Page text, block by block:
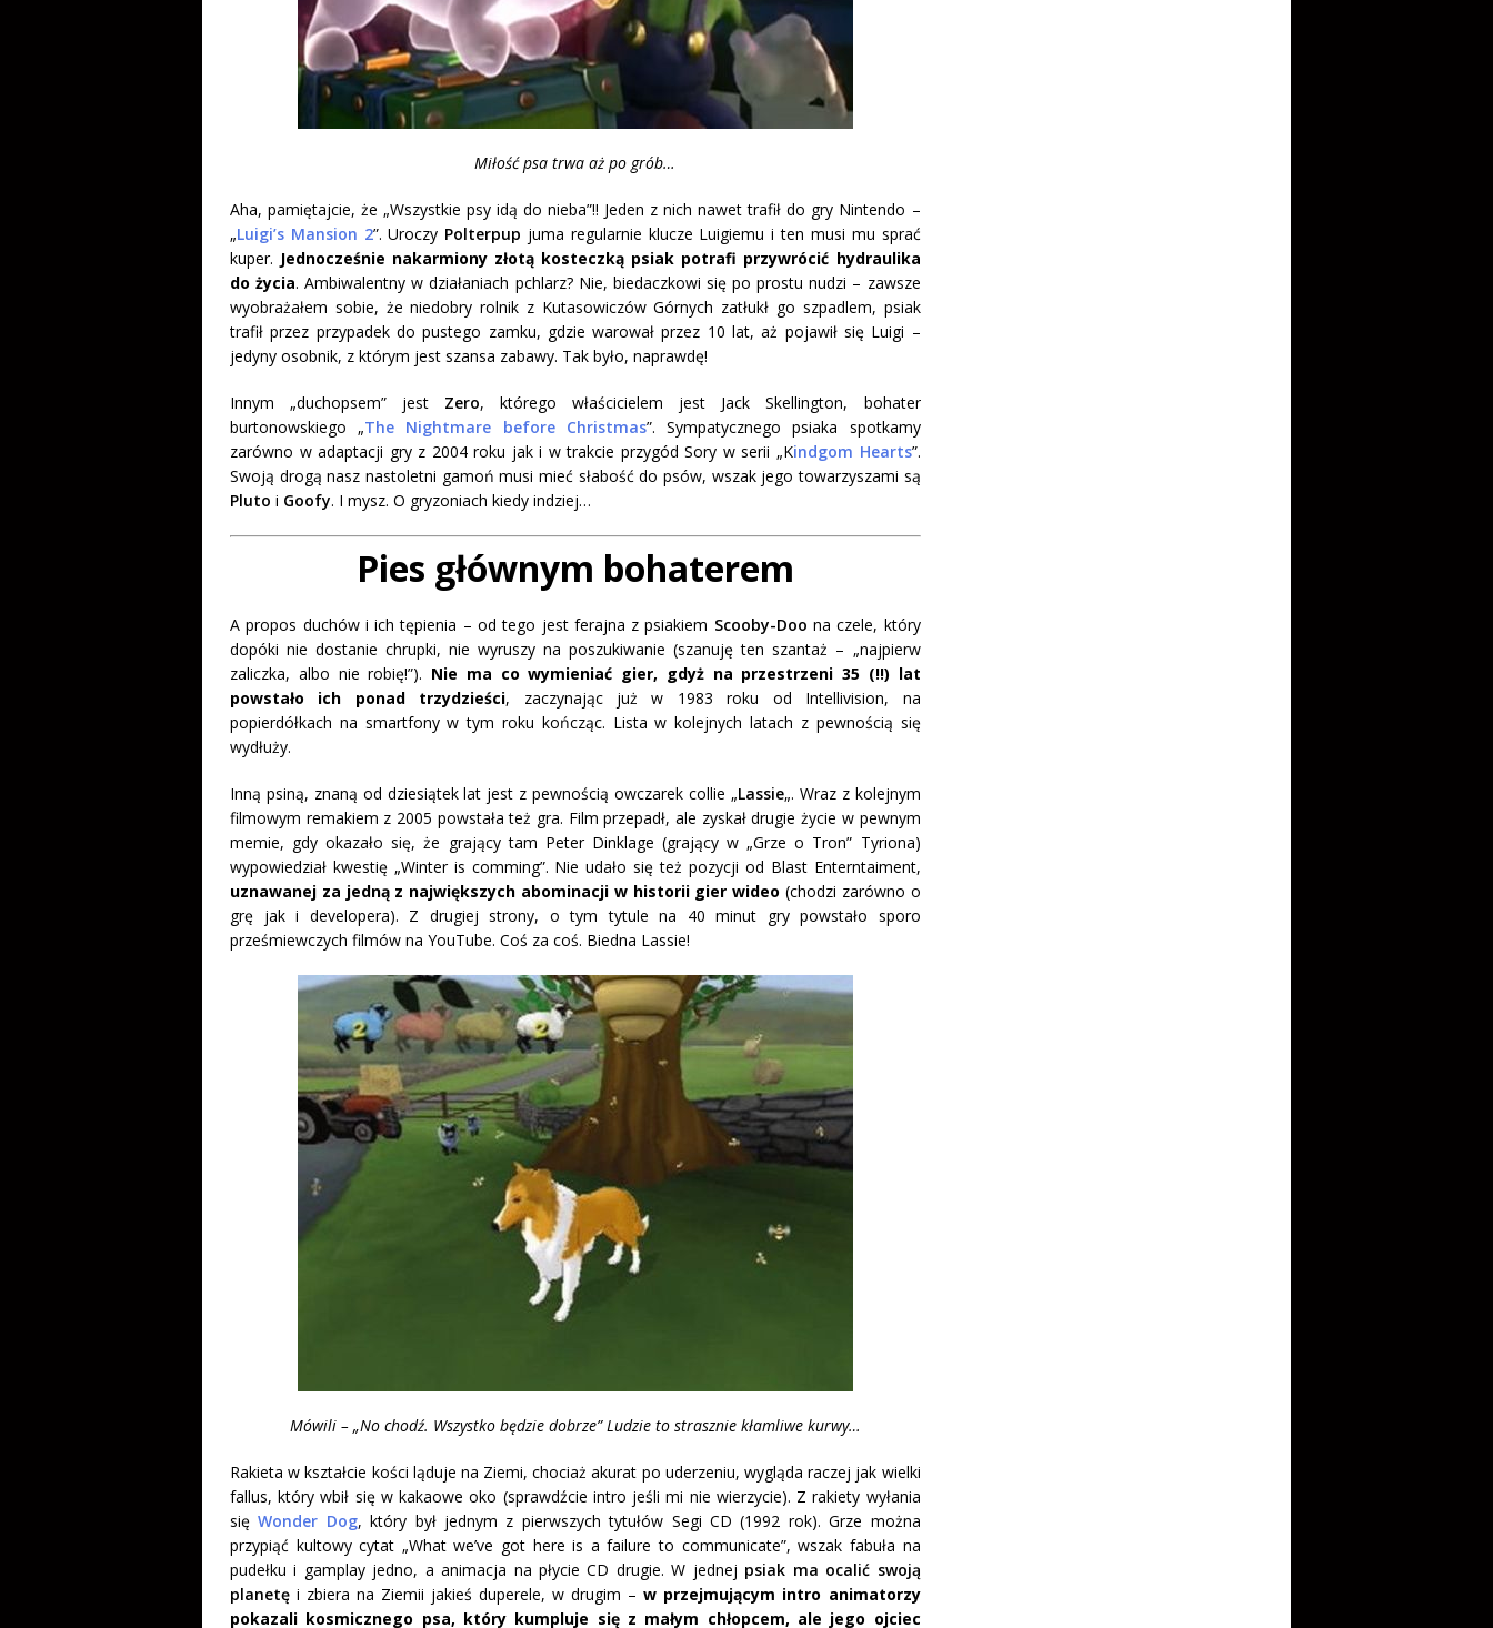
Miłość psa trwa aż po grób…
Aha, pamiętajcie, że „Wszystkie psy idą do nieba”!! Jeden z nich nawet trafił do gry Nintendo –
„Luigi’s Mansion 2”. Uroczy Polterpup juma regularnie klucze Luigiemu i ten musi mu sprać
kuper. Jednocześnie nakarmiony złotą kosteczką psiak potrafi przywrócić hydraulika
do życia. Ambiwalentny w działaniach pchlarz? Nie, biedaczkowi się po prostu nudzi – zawsze
wyobrażałem sobie, że niedobry rolnik z Kutasowiczów Górnych zatłukł go szpadlem, psiak
trafił przez przypadek do pustego zamku, gdzie warował przez 10 lat, aż pojawił się Luigi –
jedyny osobnik, z którym jest szansa zabawy. Tak było, naprawdę!
Innym „duchopsem” jest Zero, którego właścicielem jest Jack Skellington, bohater
burtonowskiego „The Nightmare before Christmas”. Sympatycznego psiaka spotkamy
zarówno w adaptacji gry z 2004 roku jak i w trakcie przygód Sory w serii „Kindgom Hearts”.
Swoją drogą nasz nastoletni gamoń musi mieć słabość do psów, wszak jego towarzyszami są
Pluto i Goofy. I mysz. O gryzoniach kiedy indziej…
Pies głównym bohaterem
A propos duchów i ich tępienia – od tego jest ferajna z psiakiem Scooby-Doo na czele, który
dopóki nie dostanie chrupki, nie wyruszy na poszukiwanie (szanuję ten szantaż – „najpierw
zaliczka, albo nie robię!”). Nie ma co wymieniać gier, gdyż na przestrzeni 35 (!!) lat
powstało ich ponad trzydzieści, zaczynając już w 1983 roku od Intellivision, na
popierdółkach na smartfony w tym roku kończąc. Lista w kolejnych latach z pewnością się
wydłuży.
Inną psiną, znaną od dziesiątek lat jest z pewnością owczarek collie „Lassie„. Wraz z kolejnym
filmowym remakiem z 2005 powstała też gra. Film przepadł, ale zyskał drugie życie w pewnym
memie, gdy okazało się, że grający tam Peter Dinklage (grający w „Grze o Tron” Tyriona)
wypowiedział kwestię „Winter is comming”. Nie udało się też pozycji od Blast Enterntaiment,
uznawanej za jedną z największych abominacji w historii gier wideo (chodzi zarówno o
grę jak i developera). Z drugiej strony, o tym tytule na 40 minut gry powstało sporo
prześmiewczych filmów na YouTube. Coś za coś. Biedna Lassie!
Mówili – „No chodź. Wszystko będzie dobrze”Ludzie to strasznie kłamliwe kurwy…
Rakieta w kształcie kości ląduje na Ziemi, chociaż akurat po uderzeniu, wygląda raczej jak wielki
fallus, który wbił się w kakaowe oko (sprawdźcie intro jeśli mi nie wierzycie). Z rakiety wyłania
sięWonder Dog, który był jednym z pierwszych tytułów Segi CD (1992 rok). Grze można
przypiąć kultowy cytat „What we’ve got here is a failure to communicate”, wszak fabuła na
pudełku i gamplay jedno, a animacja na płycie CD drugie. W jednej psiak ma ocalić swoją
planetę i zbiera na Ziemii jakieś duperele, w drugim – w przejmującym intro animatorzy
pokazali kosmicznego psa, który kumpluje się z małym chłopcem, ale jego ojciec